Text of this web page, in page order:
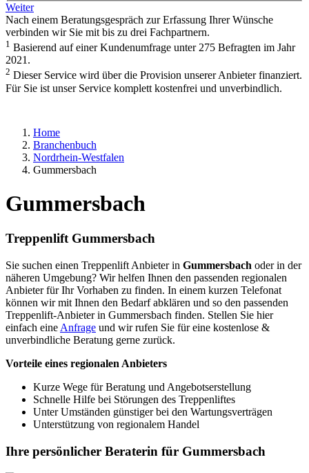
Weiter
Nach einem Beratungsgespräch zur Erfassung Ihrer Wünsche
verbinden wir Sie mit bis zu drei Fachpartnern.
1 Basierend auf einer Kundenumfrage unter 275 Befragten im Jahr
2021.
2 Dieser Service wird über die Provision unserer Anbieter finanziert.
Für Sie ist unser Service komplett kostenfrei und unverbindlich.
Home
Branchenbuch
Nordrhein-Westfalen
Gummersbach
Gummersbach
Treppenlift Gummersbach
Sie suchen einen Treppenlift Anbieter in Gummersbach oder in der
näheren Umgebung? Wir helfen Ihnen den passenden regionalen
Anbieter für Ihr Vorhaben zu finden. In einem kurzen Telefonat
können wir mit Ihnen den Bedarf abklären und so den passenden
Treppenlift-Anbieter in Gummersbach finden. Stellen Sie hier
einfach eine Anfrage und wir rufen Sie für eine kostenlose &
unverbindliche Beratung gerne zurück.
Vorteile eines regionalen Anbieters
Kurze Wege für Beratung und Angebotserstellung
Schnelle Hilfe bei Störungen des Treppenliftes
Unter Umständen günstiger bei den Wartungsverträgen
Unterstützung von regionalem Handel
Ihre persönlicher Beraterin für Gummersbach